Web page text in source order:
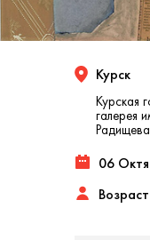
Курск
Курская
галерея
06